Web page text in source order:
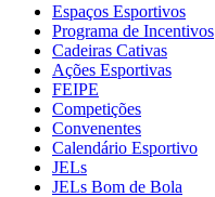
Espaços Esportivos
Programa de Incentivos
Cadeiras Cativas
Ações Esportivas
FEIPE
Competições
Convenentes
Calendário Esportivo
JELs
JELs Bom de Bola